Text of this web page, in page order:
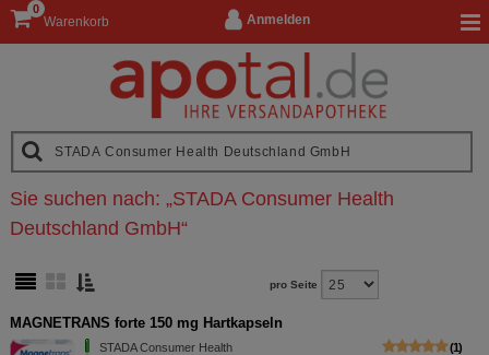
Anmelden
Warenkorb
0
Sie suchen nach: „STADA Consumer Health
Deutschland GmbH“
pro Seite
MAGNETRANS forte 150 mg Hartkapseln
STADA Consumer Health
1